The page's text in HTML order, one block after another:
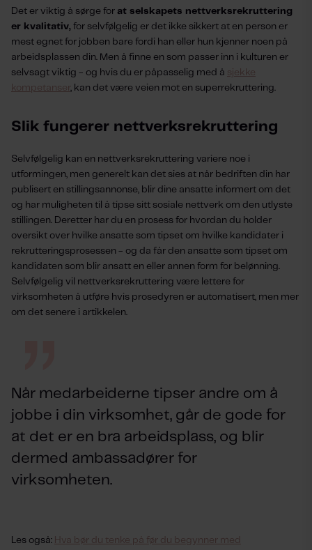
Det er viktig å sørge for at selskapets nettverksrekruttering
er kvalitativ, for selvfølgelig er det ikke sikkert at en person er
mest egnet for jobben bare fordi han eller hun kjenner noen på
arbeidsplassen din. Men å finne en som passer inn i kulturen er
selvsagt viktig - og hvis du er påpasselig med å sjekke
kompetanser, kan det være veien mot en superrekruttering.
Slik fungerer nettverksrekruttering
Selvfølgelig kan en nettverksrekruttering variere noe i
utformingen, men generelt kan det sies at når bedriften din har
publisert en stillingsannonse, blir dine ansatte informert om det
og har muligheten til å tipse sitt sosiale nettverk om den utlyste
stillingen. Deretter har du en prosess for hvordan du holder
oversikt over hvilke ansatte som tipset om hvilke kandidater i
rekrutteringsprosessen - og da får den ansatte som tipset om
kandidaten som blir ansatt en eller annen form for belønning.
Selvfølgelig vil nettverksrekruttering være lettere for
virksomheten å utføre hvis prosedyren er automatisert, men mer
om det senere i artikkelen.
Når medarbeiderne tipser andre om å
jobbe i din virksomhet, går de gode for
at det er en bra arbeidsplass, og blir
dermed ambassadører for
virksomheten.
Les også: Hva bør du tenke på før du begynner med